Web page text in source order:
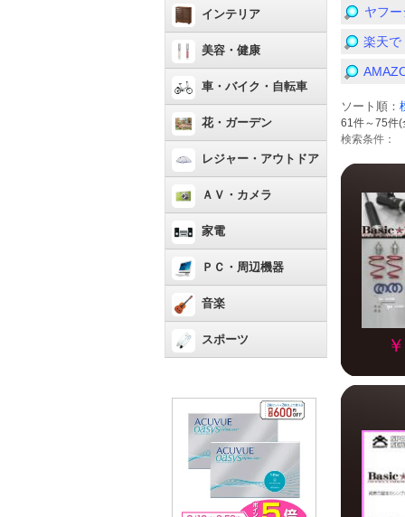
インテリア
美容・健康
車・バイク・自転車
花・ガーデン
レジャー・アウトドア
ＡＶ・カメラ
家電
ＰＣ・周辺機器
音楽
スポーツ
ヤフ
楽天で
ソート順：
61件～75件
検索条件：